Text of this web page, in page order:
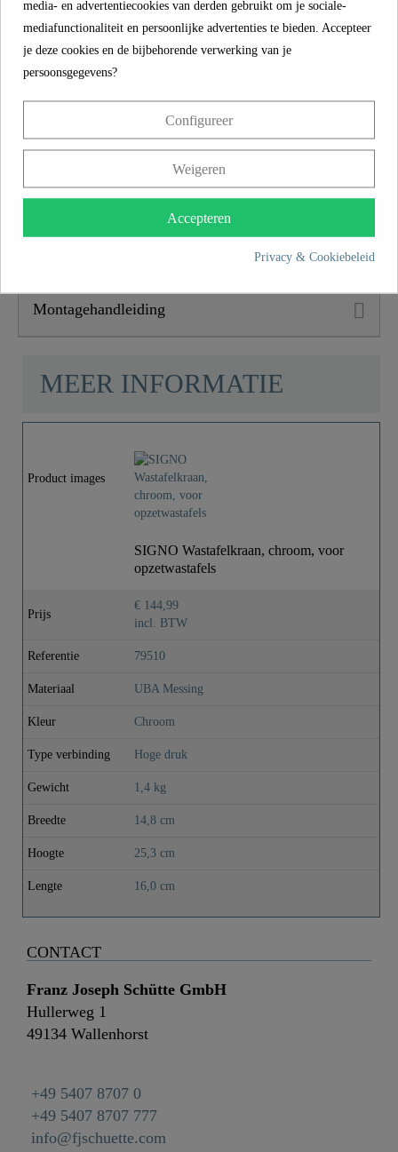
Hoogte 25,3 Cm
Lengte 16,0 Cm
5 jaar garantie
De SCHÜTTE fabrieksgarantie van 5 jaar (conform de
tevredenheid op lange termijn. Deze bindende belofte
elke aankoop.
Montagehandleiding
MEER INFORMATIE
Product images
SIGNO Wastafelkraan, chroom, voor
opzetwastafels
Prijs
€ 144,99
incl. BTW
Referentie 79510
Materiaal UBA Messing
Kleur Chroom
Type verbinding Hoge druk
Gewicht 1,4 kg
Breedte 14,8 cm
Hoogte 25,3 cm
Lengte 16,0 cm
CONTACT
Franz Joseph Schütte GmbH
Hullerweg 1
49134 Wallenhorst
+49 5407 8707 0
+49 5407 8707 777
info@fjschuette.com
media- en advertentiecookies van derden gebruikt om je sociale-
mediafunctionaliteit en persoonlijke advertenties te bieden. Accepteer
je deze cookies en de bijbehorende verwerking van je
persoonsgegevens?
Configureer
Weigeren
Accepteren
Privacy & Cookiebeleid